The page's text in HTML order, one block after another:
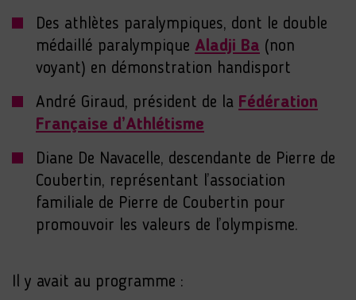
Des athlètes paralympiques, dont le double
médaillé paralympique Aladji Ba (non
voyant) en démonstration handisport
André Giraud, président de la Fédération
Française d’Athlétisme
Diane De Navacelle, descendante de Pierre de
Coubertin, représentant l’association
familiale de Pierre de Coubertin pour
promouvoir les valeurs de l’olympisme.
Il y avait au programme :